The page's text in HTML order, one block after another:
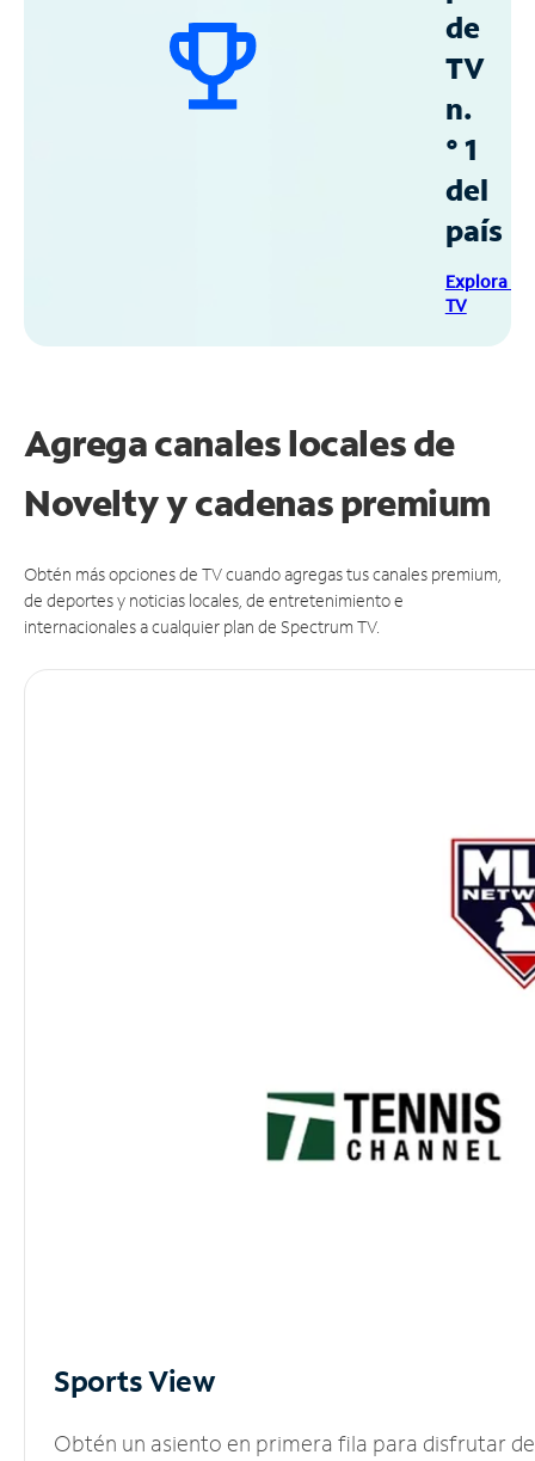
de
TV
n.
° 1
del
país
Explora
TV
Agrega canales locales de
Novelty y cadenas premium
Obtén más opciones de TV cuando agregas tus canales premium,
de deportes y noticias locales, de entretenimiento e
internacionales a cualquier plan de Spectrum TV.
Sports View
Obtén un asiento en primera fila para disfrutar